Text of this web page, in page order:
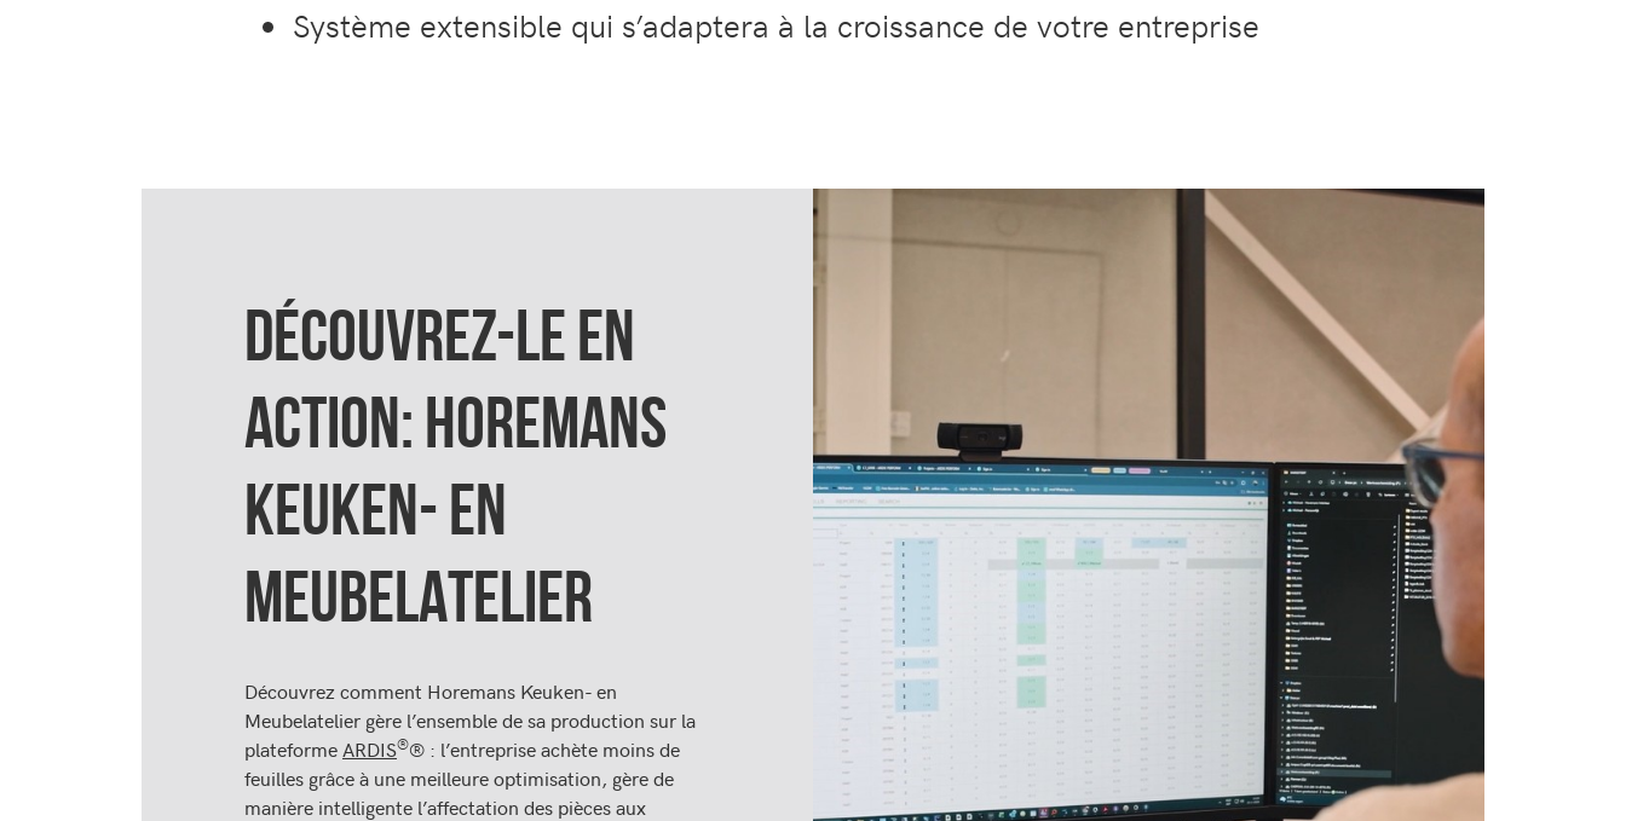
Système extensible qui s’adaptera à la croissance de votre entreprise
DÉCOUVREZ-LE EN
ACTION: HOREMANS
KEUKEN- EN
MEUBELATELIER
Découvrez comment Horemans Keuken- en
Meubelatelier gère l’ensemble de sa production sur la
plateforme ARDIS®® : l’entreprise achète moins de
feuilles grâce à une meilleure optimisation, gère de
manière intelligente l’affectation des pièces aux